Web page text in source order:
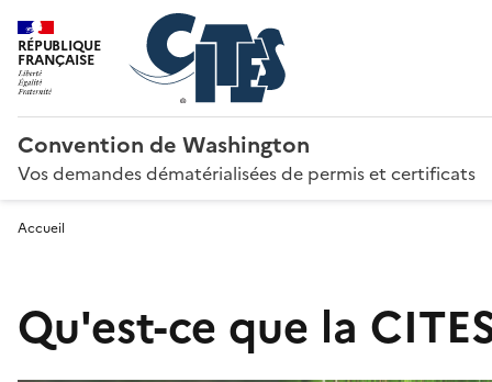
RÉPUBLIQUE
FRANÇAISE
Convention de Washington
Vos demandes dématérialisées de permis et certificats
Accueil
Qu'est-ce que la